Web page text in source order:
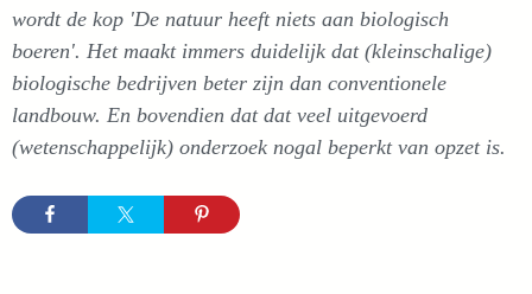
wordt de kop 'De natuur heeft niets aan biologisch
boeren'. Het maakt immers duidelijk dat (kleinschalige)
biologische bedrijven beter zijn dan conventionele
landbouw. En bovendien dat dat veel uitgevoerd
(wetenschappelijk) onderzoek nogal beperkt van opzet is.